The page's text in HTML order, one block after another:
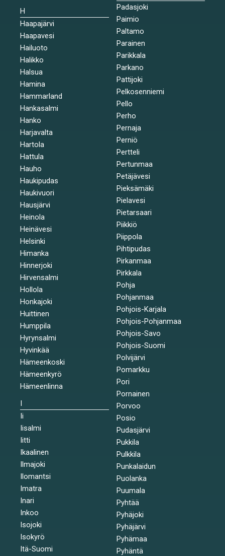
H
Haapajärvi
Haapavesi
Hailuoto
Halikko
Halsua
Hamina
Hammarland
Hankasalmi
Hanko
Harjavalta
Hartola
Hattula
Hauho
Haukipudas
Haukivuori
Hausjärvi
Heinola
Heinävesi
Helsinki
Himanka
Hinnerjoki
Hirvensalmi
Hollola
Honkajoki
Huittinen
Humppila
Hyrynsalmi
Hyvinkää
Hämeenkoski
Hämeenkyrö
Hämeenlinna
I
Ii
Iisalmi
Iitti
Ikaalinen
Ilmajoki
Ilomantsi
Imatra
Inari
Inkoo
Isojoki
Isokyrö
Itä-Suomi
Padasjoki
Paimio
Paltamo
Parainen
Parikkala
Parkano
Pattijoki
Pelkosenniemi
Pello
Perho
Pernaja
Perniö
Pertteli
Pertunmaa
Petäjävesi
Pieksämäki
Pielavesi
Pietarsaari
Piikkiö
Piippola
Pihtipudas
Pirkanmaa
Pirkkala
Pohja
Pohjanmaa
Pohjois-Karjala
Pohjois-Pohjanmaa
Pohjois-Savo
Pohjois-Suomi
Polvijärvi
Pomarkku
Pori
Pornainen
Porvoo
Posio
Pudasjärvi
Pukkila
Pulkkila
Punkalaidun
Puolanka
Puumala
Pyhtää
Pyhäjoki
Pyhäjärvi
Pyhämaa
Pyhäntä